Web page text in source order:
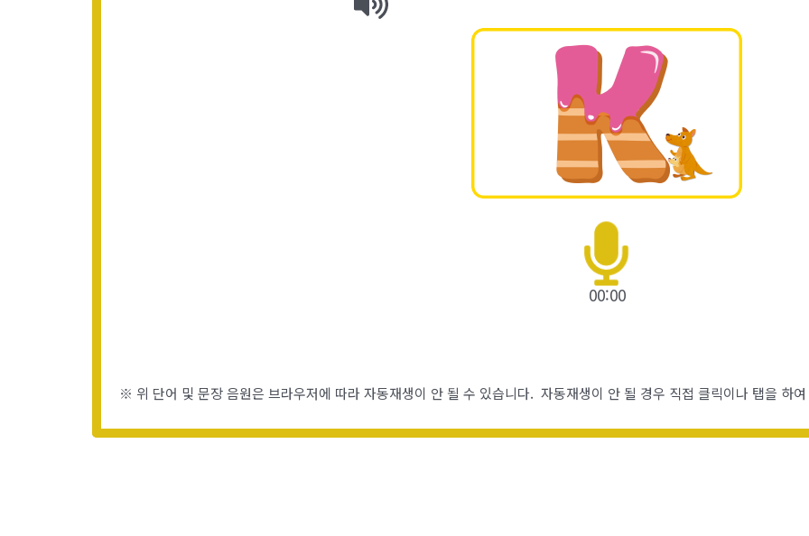
00:00
※ 위 단어 및 문장 음원은 브라우저에 따라 자동재생이 안 될 수 있습니다. 자동재생이 안 될 경우 직접 클릭이나 탭을 하